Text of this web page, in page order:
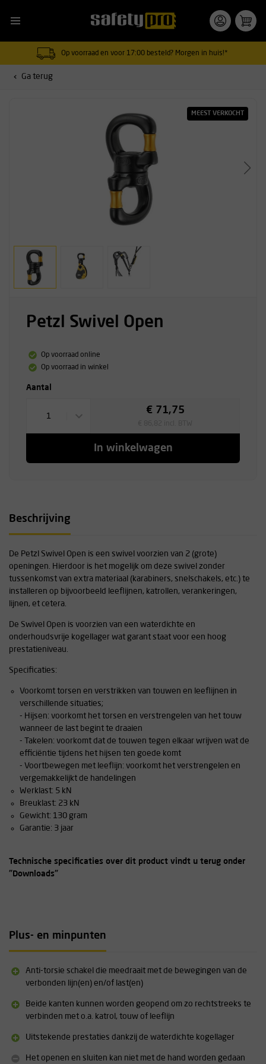
Op voorraad en voor 17:00 besteld? Morgen in huis!*
Ga terug
MEEST VERKOCHT
Petzl Swivel Open
Op voorraad online
Op voorraad in winkel
Aantal
1
€ 71,75
In winkelwagen
Beschrijving
De Petzl Swivel Open is een swivel voorzien van 2 (grote)
openingen. Hierdoor is het mogelijk om deze swivel zonder
tussenkomst van extra materiaal (karabiners, snelschakels, etc.) te
installeren op bijvoorbeeld leeflijnen, katrollen, verankeringen,
lijnen, et cetera.
De Swivel Open is voorzien van een waterdichte en
onderhoudsvrije kogellager wat garant staat voor een hoog
prestatieniveau.
Specificaties:
Voorkomt torsen en verstrikken van touwen en leeflijnen in
verschillende situaties;
- Hijsen: voorkomt het torsen en verstrengelen van het touw
wanneer de last begint te draaien
- Takelen: voorkomt dat de touwen tegen elkaar wrijven wat de
efficiëntie tijdens het hijsen ten goede komt
- Voortbewegen met leeflijn: voorkomt het verstrengelen en
vergemakkelijkt de handelingen
Werklast: 5 kN
Breuklast: 23 kN
Gewicht: 130 gram
Garantie: 3 jaar
Technische specificaties over dit product vindt u terug onder
"Downloads"
Plus- en minpunten
Anti-torsie schakel die meedraait met de bewegingen van de
verbonden lijn(en) en/of last(en)
Beide kanten kunnen worden geopend om zo rechtstreeks te
verbinden met o.a. katrol, touw of leeflijn
Uitstekende prestaties dankzij de waterdichte kogellager
Het openen en sluiten kan niet met de hand worden gedaan